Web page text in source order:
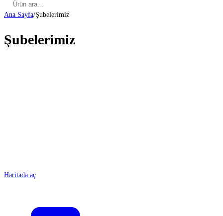
Ana Sayfa/Şubelerimiz
Şubelerimiz
Haritada aç